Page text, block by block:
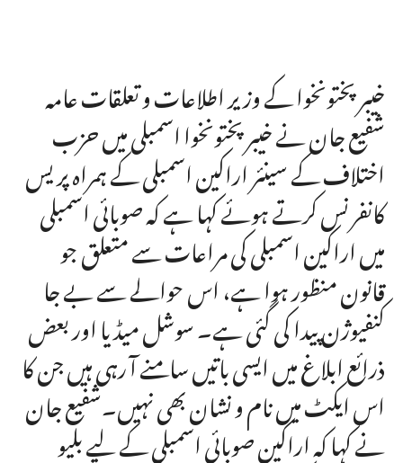
خیبرپختونخوا کے وزیر اطلاعات و تعلقات عامہ
شفیع جان نے خیبرپختونخوا اسمبلی میں حزب
اختلاف کے سینئر اراکین اسمبلی کے ہمراہ پریس
کانفرنس کرتے ہوئے کہا ہے کہ صوبائی اسمبلی
میں اراکین اسمبلی کی مراعات سے متعلق جو
قانون منظور ہوا ہے، اس حوالے سے بے جا
کنفیوژن پیدا کی گئی ہے۔ سوشل میڈیا اور بعض
ذرائع ابلاغ میں ایسی باتیں سامنے آ رہی ہیں جن کا
اس ایکٹ میں نام و نشان بھی نہیں۔شفیع جان
نے کہا کہ اراکین صوبائی اسمبلی کے لیے بلیو